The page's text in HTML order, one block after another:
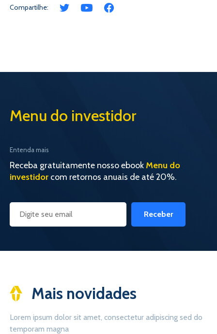
Compartilhe:
Menu do investidor
Entenda mais
Receba gratuitamente nosso ebookMenu do
investidor com retornos anuais de até 20%.
Receber
Mais novidades
Lorem ipsum dolor sit amet, consectetur adipiscing sed do
temporam magna